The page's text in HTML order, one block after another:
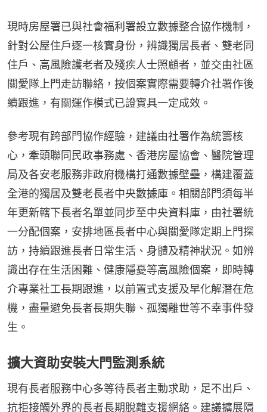
現時房屋署已與社會福利署設立數據整合協作機制，
針對公屋住戶逐一核實身份，辨識獨居長者、雙老同
住戶、高風險護老者及殘疾人士照顧者，並交由社區
關愛隊上門走訪聯絡，按個案實際需要轉介社署作後
續跟進，有關運作模式已證實具一定成效。
參考現有跨部門協作經驗，建議由社署作為統籌核
心，牽頭聯同民政事務處、香港房屋協會、醫院管理
局及各安老服務非政府機構打通數據壁壘，構建覆蓋
全港的獨居及雙老長者中央數據庫。相關部門須每半
年更新轄下長者名單並同步至中央資料庫，由社署統
一分配個案，安排地區長者中心與關愛隊定期上門探
訪，持續跟進長者日常生活、身體及精神狀況。如辨
識出存在生活困難、健康隱憂等高風險個案，即時轉
介專業社工長期跟進，以前置式支援及早化解潛在危
機，盡量避免長者長期失聯、孤獨離世等不幸事件發
生。
擴大資助安裝大門監測系統
現有長者服務中心多等待長者主動求助，足不出戶、
抗拒接觸外界的長者長期脫離支援網絡。建議擴展隱